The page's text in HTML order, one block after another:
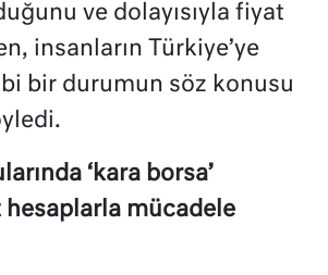
ve dolayısıyla fiyat
insanların Türkiye’ye
bir durumun söz konusu
‘kara borsa’
mücadele